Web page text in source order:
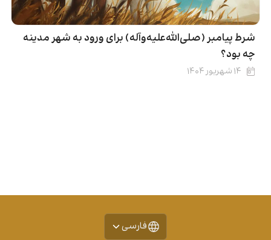
شرط پیامبر (صلی‌الله‌علیه‌وآله) برای ورود به شهر مدینه
چه بود؟
۱۴ شهریور ۱۴۰۴
فارسی